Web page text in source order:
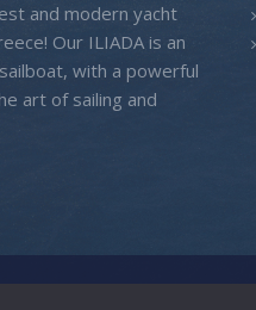
and modern yacht
Our ILIADA is an
with a powerful
art of sailing and